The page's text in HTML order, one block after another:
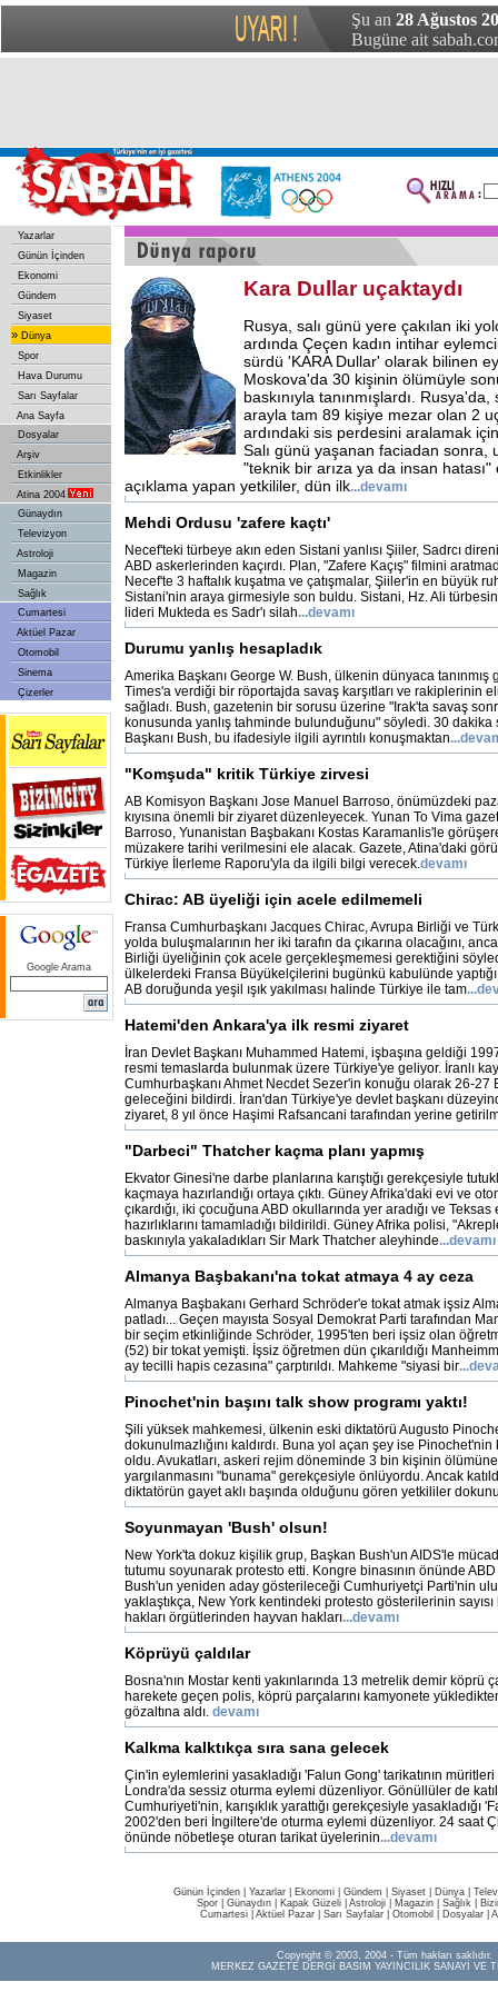
Şu an 28 Ağustos
Bugüne ait
Yazarlar
Günün İçinden
Ekonomi
Gündem
Siyaset
» Dünya
Spor
Hava Durumu
Sarı Sayfalar
Ana Sayfa
Dosyalar
Arşiv
Etkinlikler
Atina 2004
Günaydın
Televizyon
Astroloji
Magazin
Sağlık
Cumartesi
Aktüel Pazar
Otomobil
Sinema
Çizerler
Google Arama
Kara Dullar uçaktaydı
Rusya, salı günü yere çakılan iki
ardında Çeçen kadın intihar
sürdü 'KARA Dullar' olarak bilinen
Moskova'da 30 kişinin ölümüyle
baskınıyla tanınmışlardı.
arayla tam 89 kişiye mezar olan 2
ardındaki sis perdesini aralamak
Salı günü yaşanan faciadan sonra,
"teknik bir arıza ya da insan
açıklama yapan yetkililer, dün ilk...devamı
Mehdi Ordusu 'zafere kaçtı'
Necef'teki türbeye akın eden Sistani yanlısı Şiiler, Sadrcı
ABD askerlerinden kaçırdı. Plan, "Zafere Kaçış" filmini
Necef'te 3 haftalık kuşatma ve çatışmalar, Şiiler'in en büyük
Sistani'nin araya girmesiyle son buldu. Sistani, Hz. Ali
lideri Mukteda es Sadr'ı silah...devamı
Durumu yanlış hesapladık
Amerika Başkanı George W. Bush, ülkenin dünyaca tanınmış
Times'a verdiği bir röportajda savaş karşıtları ve rakiplerinin
sağladı. Bush, gazetenin bir sorusu üzerine "Irak'ta savaş
konusunda yanlış tahminde bulunduğunu" söyledi. 30 dakika
Başkanı Bush, bu ifadesiyle ilgili ayrıntılı konuşmaktan
"Komşuda" kritik Türkiye zirvesi
AB Komisyon Başkanı Jose Manuel Barroso, önümüzdeki
kıyısına önemli bir ziyaret düzenleyecek. Yunan To Vima
Barroso, Yunanistan Başbakanı Kostas Karamanlis'le
müzakere tarihi verilmesini ele alacak. Gazete, Atina'daki
Türkiye İlerleme Raporu'yla da ilgili bilgi verecek.devamı
Chirac: AB üyeliği için acele edilmemeli
Fransa Cumhurbaşkanı Jacques Chirac, Avrupa Birliği ve
yolda buluşmalarının her iki tarafın da çıkarına olacağını,
Birliği üyeliğinin çok acele gerçekleşmemesi gerektiğini
ülkelerdeki Fransa Büyükelçilerini bugünkü kabulünde
AB doruğunda yeşil ışık yakılması halinde Türkiye ile tam
Hatemi'den Ankara'ya ilk resmi ziyaret
İran Devlet Başkanı Muhammed Hatemi, işbaşına geldiği
resmi temaslarda bulunmak üzere Türkiye'ye geliyor. İranlı
Cumhurbaşkanı Ahmet Necdet Sezer'in konuğu olarak 26-27
geleceğini bildirdi. İran'dan Türkiye'ye devlet başkanı
ziyaret, 8 yıl önce Haşimi Rafsancani tarafından yerine
"Darbeci" Thatcher kaçma planı yapmış
Ekvator Ginesi'ne darbe planlarına karıştığı gerekçesiyle
kaçmaya hazırlandığı ortaya çıktı. Güney Afrika'daki evi ve
çıkardığı, iki çocuğuna ABD okullarında yer aradığı ve
hazırlıklarını tamamladığı bildirildi. Güney Afrika polisi,
baskınıyla yakaladıkları Sir Mark Thatcher aleyhinde...devamı
Almanya Başbakanı'na tokat atmaya 4 ay ceza
Almanya Başbakanı Gerhard Schröder'e tokat atmak işsiz
patladı... Geçen mayısta Sosyal Demokrat Parti tarafından
bir seçim etkinliğinde Schröder, 1995'ten beri işsiz olan
(52) bir tokat yemişti. İşsiz öğretmen dün çıkarıldığı
ay tecilli hapis cezasına" çarptırıldı. Mahkeme "siyasi bir
Pinochet'nin başını talk show programı yaktı!
Şili yüksek mahkemesi, ülkenin eski diktatörü Augusto
dokunulmazlığını kaldırdı. Buna yol açan şey ise Pinochet'nin
oldu. Avukatları, askeri rejim döneminde 3 bin kişinin
yargılanmasını "bunama" gerekçesiyle önlüyordu. Ancak
diktatörün gayet aklı başında olduğunu gören yetkililer
Soyunmayan 'Bush' olsun!
New York'ta dokuz kişilik grup, Başkan Bush'un AIDS'le
tutumu soyunarak protesto etti. Kongre binasının önünde
Bush'un yeniden aday gösterileceği Cumhuriyetçi Parti'nin
yaklaştıkça, New York kentindeki protesto gösterilerinin sayısı
hakları örgütlerinden hayvan hakları...devamı
Köprüyü çaldılar
Bosna'nın Mostar kenti yakınlarında 13 metrelik demir köprü
harekete geçen polis, köprü parçalarını kamyonete
gözaltına aldı. devamı
Kalkma kalktıkça sıra sana gelecek
Çin'in eylemlerini yasakladığı 'Falun Gong' tarikatının
Londra'da sessiz oturma eylemi düzenliyor. Gönüllüler de
Cumhuriyeti'nin, karışıklık yarattığı gerekçesiyle yasakladığı
2002'den beri İngiltere'de oturma eylemi düzenliyor. 24 saat
önünde nöbetleşe oturan tarikat üyelerinin...devamı
Günün İçinden Yazarlar Ekonomi Gündem Siyaset Dünya |
Spor
Günaydın Kapak Güzeli Astroloji Magazin Sağlık
Cumartesi| Aktüel Pazar| Sarı Sayfalar| Otomobil Dosyalar|
Copyright © 2003, 2004 - Tüm hakları saklıdır.
MERKEZ GAZETE DERGİ BASIM YAYINCILIK SANAYİ VE